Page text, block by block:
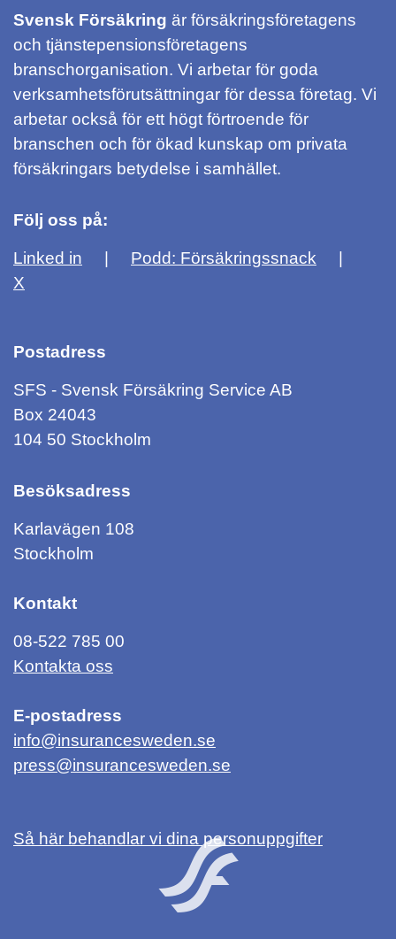
Svensk Försäkring är försäkringsföretagens
och tjänstepensionsföretagens
branschorganisation. Vi arbetar för goda
verksamhetsförutsättningar för dessa företag. Vi
arbetar också för ett högt förtroende för
branschen och för ökad kunskap om privata
försäkringars betydelse i samhället.
Följ oss på:
Linked in
Podd: Försäkringssnack
X
Postadress
SFS - Svensk Försäkring Service AB
Box 24043
104 50 Stockholm
Besöksadress
Karlavägen 108
Stockholm
Kontakt
08-522 785 00
Kontakta oss
E-postadress
info@insurancesweden.se
press@insurancesweden.se
Så här behandlar vi dina personuppgifter